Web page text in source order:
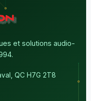
et solutions audio-
QC H7G 2T8